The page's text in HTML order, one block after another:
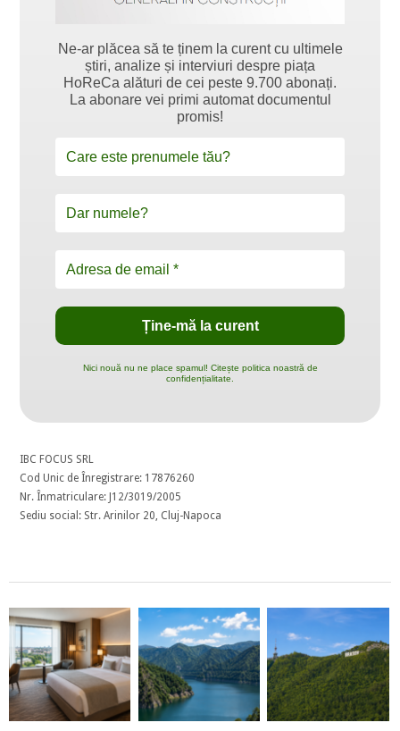
Ne-ar plăcea să te ținem la curent cu ultimele
știri, analize și interviuri despre piața
HoReCa alături de cei peste 9.700 abonați.
La abonare vei primi automat documentul
promis!
Nici nouă nu ne place spamul! Citește politica noastră de
confidențialitate.
IBC FOCUS SRL
Cod Unic de Înregistrare: 17876260
Nr. Înmatriculare: J12/3019/2005
Sediu social: Str. Arinilor 20, Cluj-Napoca